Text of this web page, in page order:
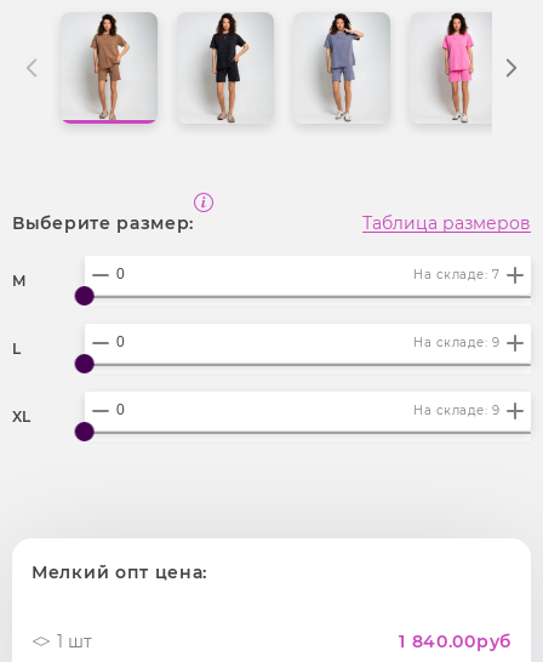
Выберите размер: Таблица размеров
M На складе: 7
L На складе: 9
XL На складе: 9
Мелкий опт цена:
1 шт 1 840.00руб